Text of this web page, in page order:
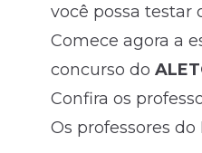
você possa testar
Comece agora a
concurso do
Confira os
Os professores